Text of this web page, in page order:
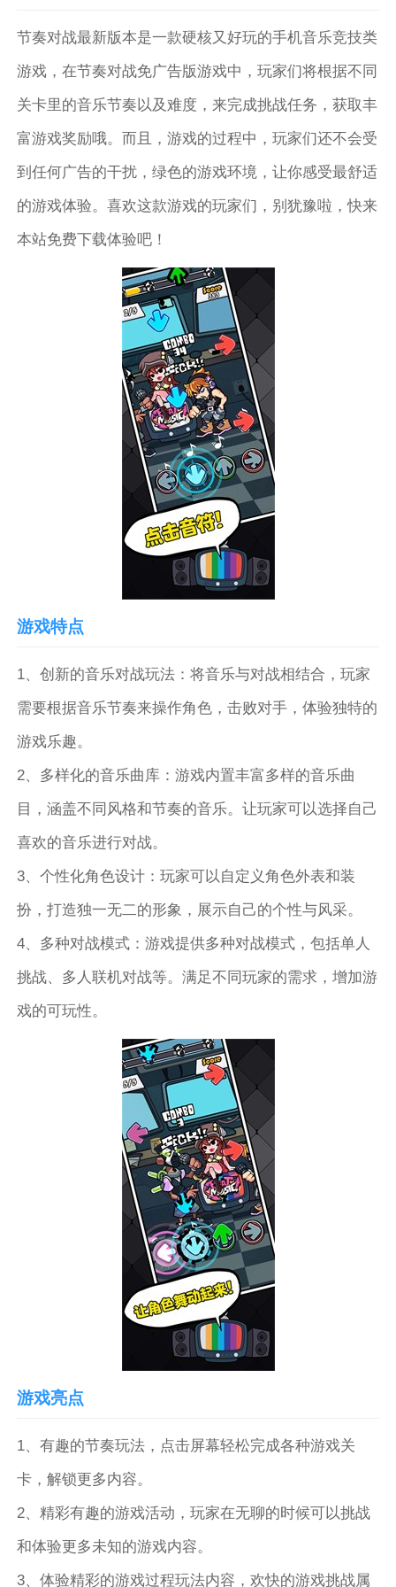
节奏对战最新版本是一款硬核又好玩的手机音乐竞技类
游戏，在节奏对战免广告版游戏中，玩家们将根据不同
关卡里的音乐节奏以及难度，来完成挑战任务，获取丰
富游戏奖励哦。而且，游戏的过程中，玩家们还不会受
到任何广告的干扰，绿色的游戏环境，让你感受最舒适
的游戏体验。喜欢这款游戏的玩家们，别犹豫啦，快来
本站免费下载体验吧！
游戏特点
1、创新的音乐对战玩法：将音乐与对战相结合，玩家
需要根据音乐节奏来操作角色，击败对手，体验独特的
游戏乐趣。
2、多样化的音乐曲库：游戏内置丰富多样的音乐曲
目，涵盖不同风格和节奏的音乐。让玩家可以选择自己
喜欢的音乐进行对战。
3、个性化角色设计：玩家可以自定义角色外表和装
扮，打造独一无二的形象，展示自己的个性与风采。
4、多种对战模式：游戏提供多种对战模式，包括单人
挑战、多人联机对战等。满足不同玩家的需求，增加游
戏的可玩性。
游戏亮点
1、有趣的节奏玩法，点击屏幕轻松完成各种游戏关
卡，解锁更多内容。
2、精彩有趣的游戏活动，玩家在无聊的时候可以挑战
和体验更多未知的游戏内容。
3、体验精彩的游戏过程玩法内容，欢快的游戏挑战属